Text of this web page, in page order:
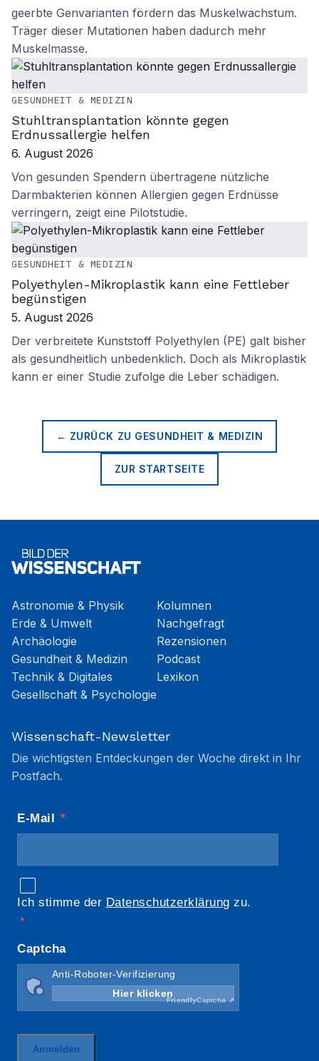
geerbte Genvarianten fördern das Muskelwachstum.
Träger dieser Mutationen haben dadurch mehr
Muskelmasse.
GESUNDHEIT & MEDIZIN
Stuhltransplantation könnte gegen
Erdnussallergie helfen
6. August 2026
Von gesunden Spendern übertragene nützliche
Darmbakterien können Allergien gegen Erdnüsse
verringern, zeigt eine Pilotstudie.
GESUNDHEIT & MEDIZIN
Polyethylen-Mikroplastik kann eine Fettleber
begünstigen
5. August 2026
Der verbreitete Kunststoff Polyethylen (PE) galt bisher
als gesundheitlich unbedenklich. Doch als Mikroplastik
kann er einer Studie zufolge die Leber schädigen.
← ZURÜCK ZU GESUNDHEIT & MEDIZIN
ZUR STARTSEITE
Astronomie & Physik
Erde & Umwelt
Archäologie
Gesundheit & Medizin
Technik & Digitales
Gesellschaft & Psychologie
Kolumnen
Nachgefragt
Rezensionen
Podcast
Lexikon
Wissenschaft-Newsletter
Die wichtigsten Entdeckungen der Woche direkt in Ihr
Postfach.